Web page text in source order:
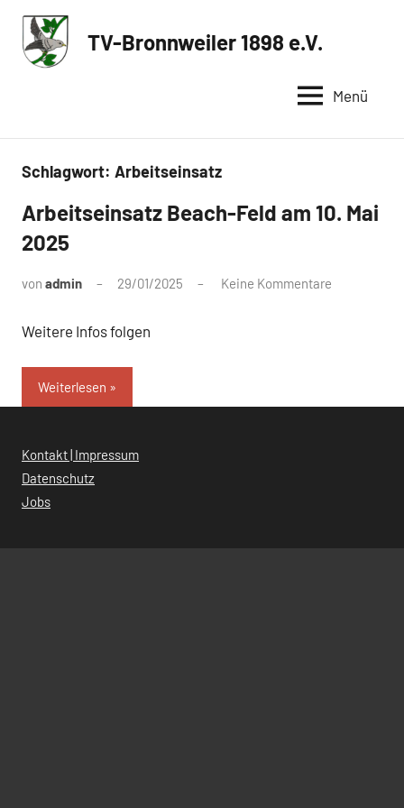
Zum
Inhalt
springen
TV-Bronnweiler 1898 e.V.
Sportverein
Menü
Schlagwort: Arbeitseinsatz
Arbeitseinsatz Beach-Feld am 10. Mai
2025
von admin 29/01/2025 Keine Kommentare
Weitere Infos folgen
Weiterlesen
Kontakt | Impressum
Datenschutz
Jobs